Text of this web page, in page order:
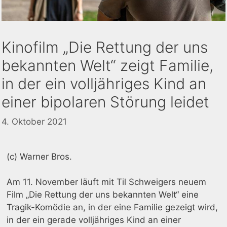
Kinofilm „Die Rettung der uns
bekannten Welt“ zeigt Familie,
in der ein volljähriges Kind an
einer bipolaren Störung leidet
4. Oktober 2021
(c) Warner Bros.
Am 11. November läuft mit Til Schweigers neuem
Film „Die Rettung der uns bekannten Welt“ eine
Tragik-Komödie an, in der eine Familie gezeigt wird,
in der ein gerade volljähriges Kind an einer